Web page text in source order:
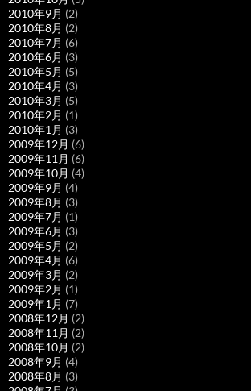
2010年9月 (2)
2010年8月 (2)
2010年7月 (6)
2010年6月 (3)
2010年5月 (5)
2010年4月 (3)
2010年3月 (5)
2010年2月 (1)
2010年1月 (3)
2009年12月 (6)
2009年11月 (6)
2009年10月 (4)
2009年9月 (4)
2009年8月 (3)
2009年7月 (1)
2009年6月 (3)
2009年5月 (2)
2009年4月 (6)
2009年3月 (2)
2009年2月 (1)
2009年1月 (7)
2008年12月 (2)
2008年11月 (2)
2008年10月 (2)
2008年9月 (4)
2008年8月 (3)